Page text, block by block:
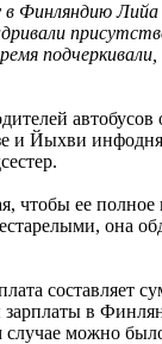
Финляндию Лийа
и Йыхви
чтобы ее полное
она
составляет
зарплаты в
случае можно